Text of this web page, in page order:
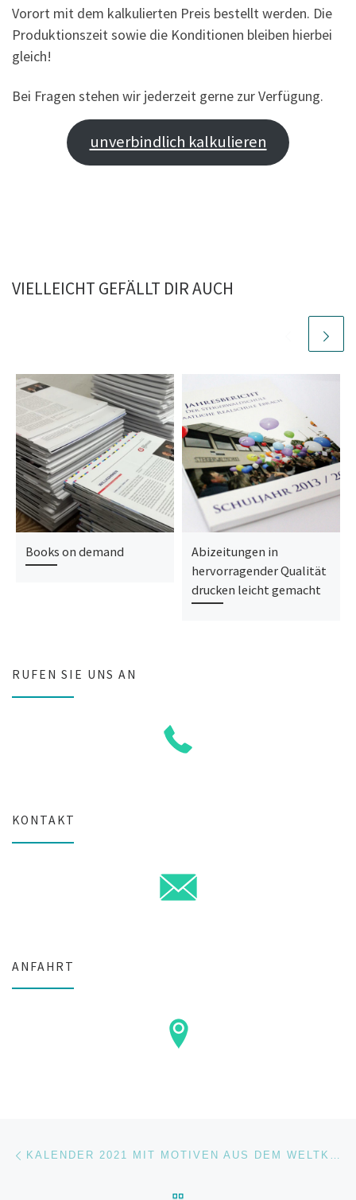
Vorort mit dem kalkulierten Preis bestellt werden. Die
Produktionszeit sowie die Konditionen bleiben hierbei
gleich!
Bei Fragen stehen wir jederzeit gerne zur Verfügung.
unverbindlich kalkulieren
VIELLEICHT GEFÄLLT DIR AUCH
Books on demand
Abizeitungen in
hervorragender Qualität
drucken leicht gemacht
RUFEN SIE UNS AN
KONTAKT
ANFAHRT
Beitragsnavigation